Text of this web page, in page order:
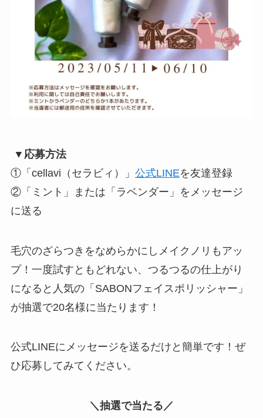
▼応募方法
①「cellavi（セラビィ）」 公式LINEを友達登録
②「ミント」または「ラベンダー」をメッセージ
に送る
毛穴のざらつきをなめらかにしメイクノリもアッ
プ！一度試すともどれない、つるつるの仕上がり
になると人気の「SABONフェイスポリッシャー」
が抽選で20名様に当たります！
公式LINEにメッセージを送るだけと簡単です！ぜ
ひ応募してみてください。
＼抽選で当たる／